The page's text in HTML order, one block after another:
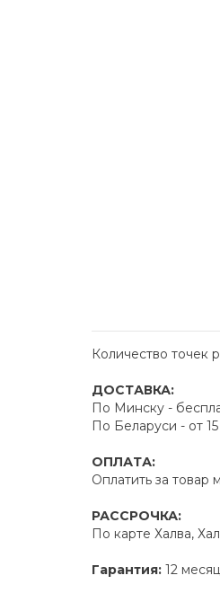
Количество точек
ДОСТАВКА:
По Минску -
По Беларуси - от
ОПЛАТА:
Оплатить за
РАССРОЧКА:
По карте Халва,
Гарантия: 12